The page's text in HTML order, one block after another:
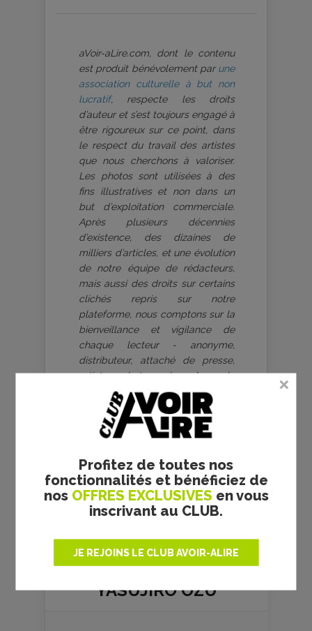
Profitez de toutes nos
fonctionnalités et bénéficiez de
nos OFFRES EXCLUSIVES en vous
inscrivant au CLUB.
JE REJOINS LE CLUB AVOIR-ALIRE
aVoir-aLire.com, dont le contenu
est produit bénévolement par une
association culturelle à but non
lucratif, respecte les droits
d’auteur et s’est toujours engagé à
être rigoureux sur ce point, dans
le respect du travail des artistes
que nous cherchons à valoriser.
Les photos sont utilisées à des
fins illustratives et non dans un
but d’exploitation commerciale.
Après plusieurs décennies
d’existence, des dizaines de
milliers d’articles, et une évolution
de notre équipe de rédacteurs,
mais aussi des droits sur certains
clichés repris sur notre
plateforme, nous comptons sur la
bienveillance et vigilance de
chaque lecteur - anonyme,
distributeur, attaché de presse,
artiste, photographe. Ayez la
gentillesse de contacterFrédéric
Michel, rédacteur en chef, si
certaines photographies ne sont
pas ou ne sont plus utilisables, si
ou ajoutés. Nous nous engageons
à retirer toutes photos litigieuses.
Merci pour votre compréhension.
YASUJIRŌ OZU